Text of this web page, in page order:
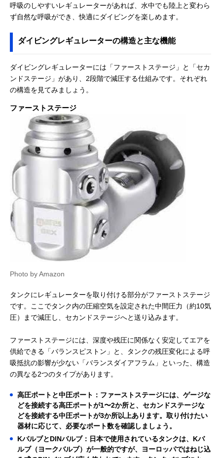
呼吸のしやすいレギュレーターがあれば、水中でも陸上と変わら
ず自然な呼吸ができ、快適にダイビングを楽しめます。
ダイビングレギュレーターの構造と主な機能
ダイビングレギュレーターには「ファーストステージ」と「セカ
ンドステージ」があり、2段階で減圧する仕組みです。それぞれ
の構造を見てみましょう。
ファーストステージ
Photo by Amazon
タンクにレギュレーターを取り付ける部分がファーストステージ
です。ここでタンク内の圧縮空気を設定された中間圧力（約10気
圧）まで減圧し、セカンドステージへと送り込みます。
ファーストステージには、深度や残圧に関係なく安定してエアを
供給できる「バランスピストン」と、タンクの残圧変化による呼
吸抵抗の影響が少ない「バランスダイアフラム」といった、構造
の異なる2つのタイプがあります。
高圧ポートと中圧ポート：ファーストステージには、ゲージな
どを接続する高圧ポートが1〜2か所と、セカンドステージな
どを接続する中圧ポートが3か所以上あります。取り付けたい
器材に応じて、必要なポート数を確認しましょう。
KバルブとDINバルブ：日本で使用されているタンクは、Kバ
ルブ（ヨークバルブ）が一般的ですが、ヨーロッパではねじ込